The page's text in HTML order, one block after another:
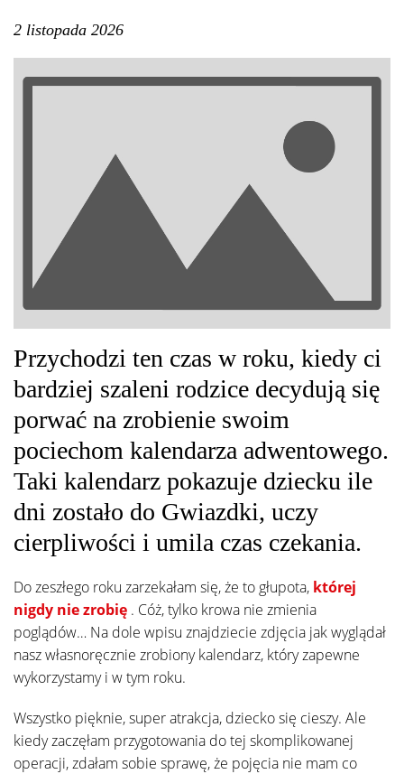
2 listopada 2026
Przychodzi ten czas w roku, kiedy ci
bardziej szaleni rodzice decydują się
porwać na zrobienie swoim
pociechom kalendarza adwentowego.
Taki kalendarz pokazuje dziecku ile
dni zostało do Gwiazdki, uczy
cierpliwości i umila czas czekania.
Do zeszłego roku zarzekałam się, że to głupota, której
nigdy nie zrobię . Cóż, tylko krowa nie zmienia
poglądów… Na dole wpisu znajdziecie zdjęcia jak wyglądał
nasz własnoręcznie zrobiony kalendarz, który zapewne
wykorzystamy i w tym roku.
Wszystko pięknie, super atrakcja, dziecko się cieszy. Ale
kiedy zaczęłam przygotowania do tej skomplikowanej
operacji, zdałam sobie sprawę, że pojęcia nie mam co